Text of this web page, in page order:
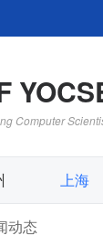
Computer
上海
动态